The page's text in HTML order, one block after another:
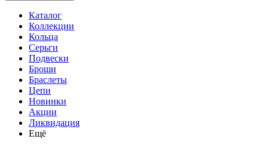
Каталог
Коллекции
Кольца
Серьги
Подвески
Броши
Браслеты
Цепи
Новинки
Акции
Ликвидация
Ещё